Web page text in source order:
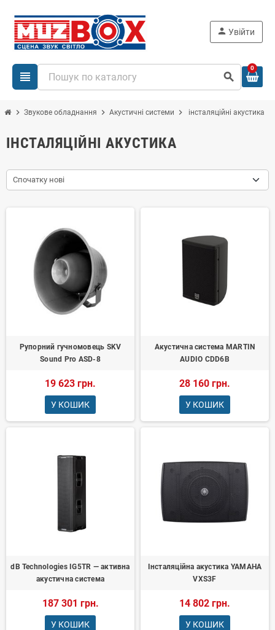
view_headline search
person Увійти
0
chevron_right Звукове обладнання chevron_right Акустичні системи chevron_right інсталяційні акустика
ІНСТАЛЯЦІЙНІ АКУСТИКА
Спочатку нові
Рупорний гучномовець SKV
Sound Pro ASD-8
19 623 грн.
У КОШИК
Акустична система MARTIN
AUDIO CDD6B
28 160 грн.
У КОШИК
dB Technologies IG5TR — активна
акустична система
187 301 грн.
У КОШИК
Інсталяційна акустика YAMAHA
VXS3F
14 802 грн.
У КОШИК